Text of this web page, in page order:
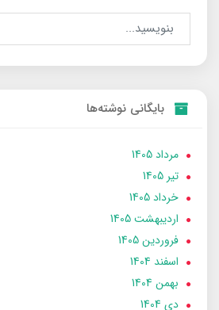
بایگانی نوشته‌ها
مرداد 1405
تير 1405
خرداد 1405
ارديبهشت 1405
فروردین 1405
اسفند 1404
بهمن 1404
دی 1404